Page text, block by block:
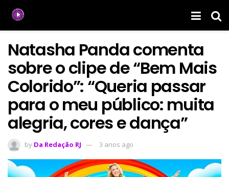
Natasha Panda comenta
sobre o clipe de “Bem Mais
Colorido”: “Queria passar
para o meu público: muita
alegria, cores e dança”
by Da Redação RJ 3 anos ago